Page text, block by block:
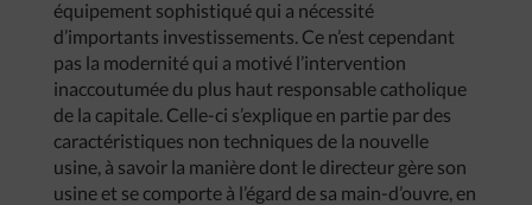
équipement sophistiqué qui a nécessité
d’importants investissements. Ce n’est cependant
pas la modernité qui a motivé l’intervention
inaccoutumée du plus haut responsable catholique
de la capitale. Celle-ci s’explique en partie par des
caractéristiques non techniques de la nouvelle
usine, à savoir la manière dont le directeur gère son
usine et se comporte à l’égard de sa main-d’ouvre, en